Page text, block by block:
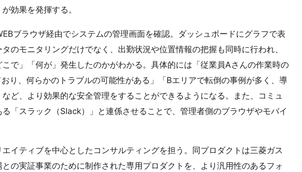
効果を発揮する。
ブラウザ経由でシステムの管理画面を確認。ダッシュボードにグラフで表
のモニタリングだけでなく、出勤状況や位置情報の把握も同時に行われ、
で」「何が」発生したのかがわかる。具体的には「従業員Aさんの作業時の
り、何らかのトラブルの可能性がある」「Bエリアで転倒の事例が多く、導
ど、より効果的な安全管理をすることができるようになる。また、コミュ
「スラック（Slack）」と連係させることで、管理者側のブラウザやモバイ
イティブを中心としたコンサルティングを担う。同プロダクトは三菱ガス
の実証事業のために制作された専用プロダクトを、より汎用性のあるフォ